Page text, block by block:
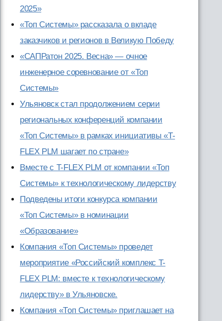
2025»
«Топ Системы» рассказала о вкладе
заказчиков и регионов в Великую Победу
«САПРатон 2025. Весна» — очное
инженерное соревнование от «Топ
Системы»
Ульяновск стал продолжением серии
региональных конференций компании
«Топ Системы» в рамках инициативы «T-
FLEX PLM шагает по стране»
Вместе с T-FLEX PLM от компании «Топ
Системы» к технологическому лидерству
Подведены итоги конкурса компании
«Топ Системы» в номинации
«Образование»
Компания «Топ Системы» проведет
мероприятие «Российский комплекс T-
FLEX PLM: вместе к технологическому
лидерству» в Ульяновске.
Компания «Топ Системы» приглашает на